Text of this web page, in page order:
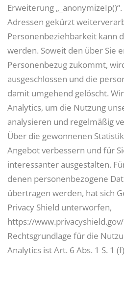
Erweiterung
Adressen gekürzt
Personenbeziehbarkeit kann
werden. Soweit den über Sie
Personenbezug zukommt,
ausgeschlossen und die
damit umgehend gelöscht.
Analytics, um die Nutzung
analysieren und regelmäßig
Über die gewonnenen
Angebot verbessern und für
interessanter ausgestalten.
denen personenbezogene
übertragen werden, hat sich
Privacy Shield unterworfen,
https://
Rechtsgrundlage für die
Analytics ist Art. 6 Abs. 1 S. 1